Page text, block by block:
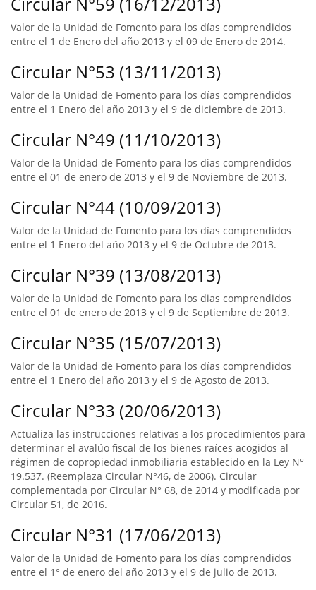
Valor de la Unidad de Fomento para los días comprendidos
entre el 1 de Enero del año 2013 y el 09 de Enero de 2014.
Circular N°53 (13/11/2013)
Valor de la Unidad de Fomento para los días comprendidos
entre el 1 Enero del año 2013 y el 9 de diciembre de 2013.
Circular N°49 (11/10/2013)
Valor de la Unidad de Fomento para los dias comprendidos
entre el 01 de enero de 2013 y el 9 de Noviembre de 2013.
Circular N°44 (10/09/2013)
Valor de la Unidad de Fomento para los días comprendidos
entre el 1 Enero del año 2013 y el 9 de Octubre de 2013.
Circular N°39 (13/08/2013)
Valor de la Unidad de Fomento para los dias comprendidos
entre el 01 de enero de 2013 y el 9 de Septiembre de 2013.
Circular N°35 (15/07/2013)
Valor de la Unidad de Fomento para los días comprendidos
entre el 1 Enero del año 2013 y el 9 de Agosto de 2013.
Circular N°33 (20/06/2013)
Actualiza las instrucciones relativas a los procedimientos para
determinar el avalúo fiscal de los bienes raíces acogidos al
régimen de copropiedad inmobiliaria establecido en la Ley N°
19.537. (Reemplaza Circular N°46, de 2006). Circular
complementada por Circular N° 68, de 2014 y modificada por
Circular 51, de 2016.
Circular N°31 (17/06/2013)
Valor de la Unidad de Fomento para los días comprendidos
entre el 1° de enero del año 2013 y el 9 de julio de 2013.